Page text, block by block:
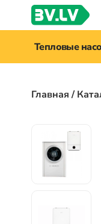
Тепловые
Главная/